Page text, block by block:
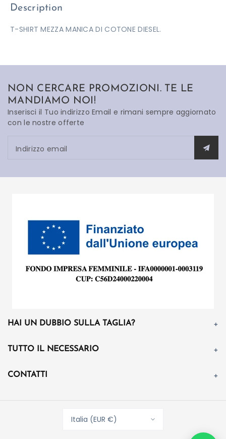
Description
T-SHIRT MEZZA MANICA DI COTONE DIESEL.
NON CERCARE PROMOZIONI. TE LE
MANDIAMO NOI!
Inserisci il Tuo indirizzo Email e rimani sempre aggiornato
con le nostre offerte
Indirizzo email
HAI UN DUBBIO SULLA TAGLIA?
TUTTO IL NECESSARIO
CONTATTI
Italia (EUR €)